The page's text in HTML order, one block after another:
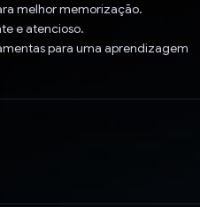
melhor memorização.
e atencioso.
para uma aprendizagem